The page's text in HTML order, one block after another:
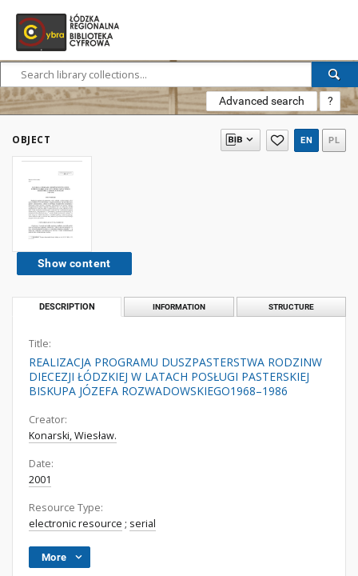
Advanced search ?
OBJECT EN PL
Show content
DESCRIPTION INFORMATION STRUCTURE
Title:
REALIZACJA PROGRAMU DUSZPASTERSTWA RODZINW
DIECEZJI ŁÓDZKIEJ W LATACH POSŁUGI PASTERSKIEJ
BISKUPA JÓZEFA ROZWADOWSKIEGO1968–1986
Creator:
Konarski, Wiesław.
Date:
2001
Resource Type:
electronic resource ; serial
More